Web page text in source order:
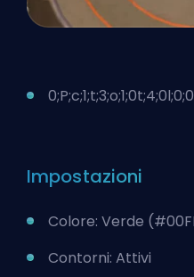
Impostazioni
Colore: Verde
Contorni: Attivi